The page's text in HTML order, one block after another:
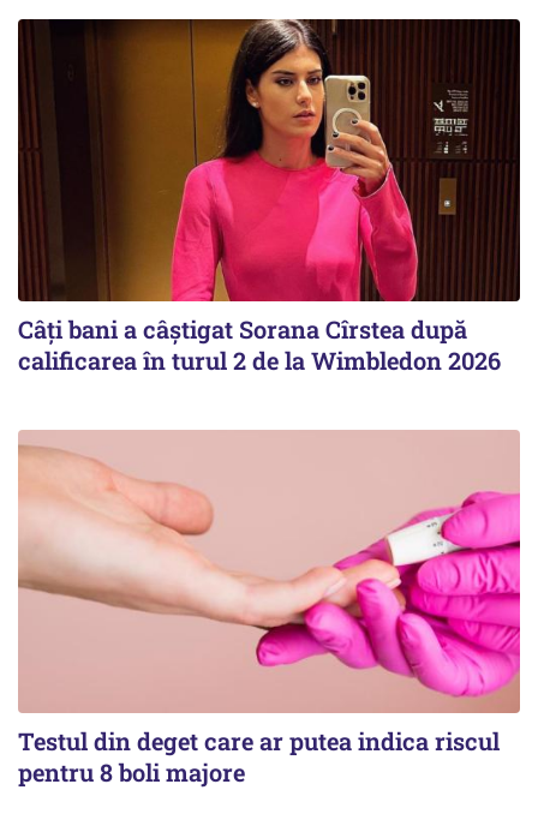
Câți bani a câștigat Sorana Cîrstea după
calificarea în turul 2 de la Wimbledon 2026
Testul din deget care ar putea indica riscul
pentru 8 boli majore